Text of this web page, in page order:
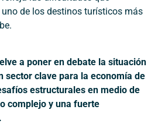
de los destinos turísticos más
a poner en debate la situación
sector clave para la economía de
estructurales en medio de
complejo y una fuerte